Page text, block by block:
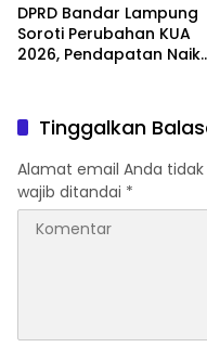
DPRD Bandar Lampung
Soroti Perubahan KUA
2026, Pendapatan Naik
Tinggalkan
Alamat email Anda tidak
wajib ditandai *